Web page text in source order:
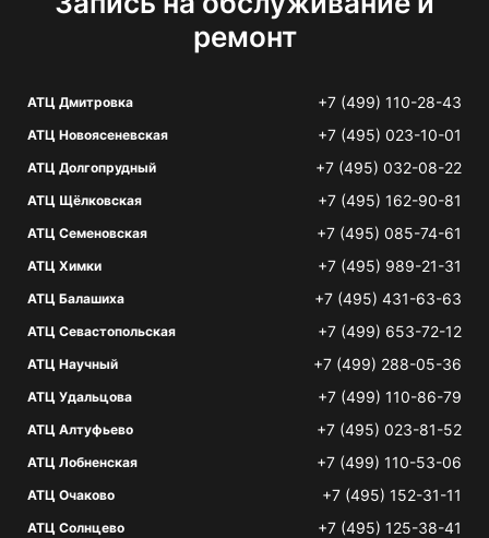
ремонт
АТЦ Дмитровка +7 (499) 110-28-43
АТЦ Новоясеневская +7 (495) 023-10-01
АТЦ Долгопрудный +7 (495) 032-08-22
АТЦ Щёлковская +7 (495) 162-90-81
АТЦ Семеновская +7 (495) 085-74-61
АТЦ Химки +7 (495) 989-21-31
АТЦ Балашиха +7 (495) 431-63-63
АТЦ Севастопольская +7 (499) 653-72-12
АТЦ Научный +7 (499) 288-05-36
АТЦ Удальцова +7 (499) 110-86-79
АТЦ Алтуфьево +7 (495) 023-81-52
АТЦ Лобненская +7 (499) 110-53-06
АТЦ Очаково +7 (495) 152-31-11
АТЦ Солнцево +7 (495) 125-38-41